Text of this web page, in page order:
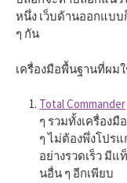
หนึ่ง เว็บด้านออกแบ
ๆ กัน
เครื่องมือพื้นฐานที่ผม
Total Commander
ๆ รวมทั้งเครื่อง
ๆ ไม่ต้องพึ่งโปรแ
อย่างรวดเร็ว มี
นอื่น ๆ อีกเพียบ